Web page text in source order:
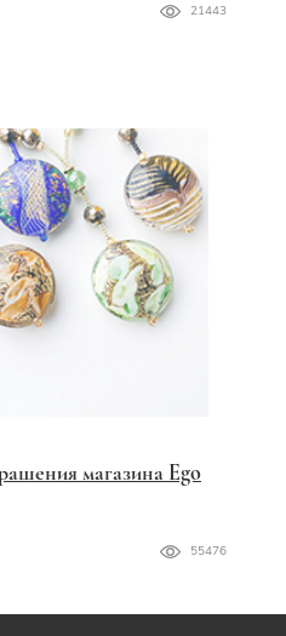
21443
магазина Ego
55476